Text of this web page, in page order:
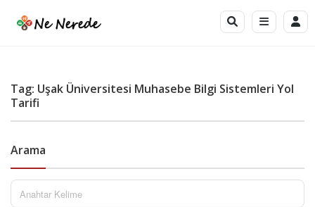
Tag: Uşak Üniversitesi Muhasebe Bilgi Sistemleri Yol
Tarifi
Arama